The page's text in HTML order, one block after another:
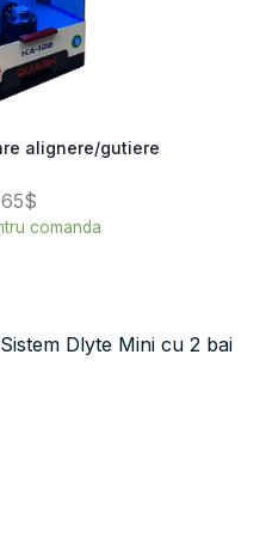
alignere/gutiere
comanda